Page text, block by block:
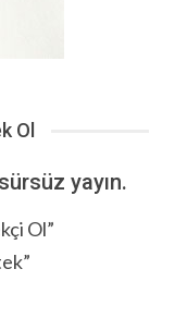
Ol
yayın.
Ol”